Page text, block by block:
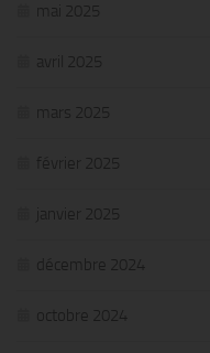
mai 2025
avril 2025
mars 2025
février 2025
janvier 2025
décembre 2024
octobre 2024